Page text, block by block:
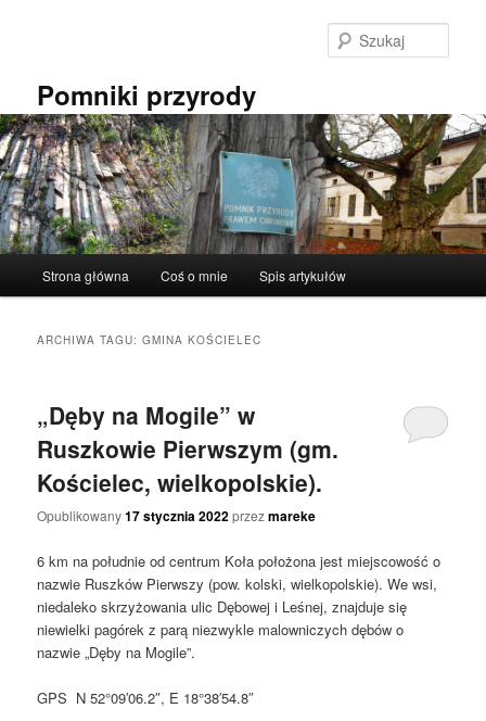
Pomniki przyrody
Strona główna Coś o mnie Spis artykułów
ARCHIWA TAGU:GMINA KOŚCIELEC
„Dęby na Mogile” w
Ruszkowie Pierwszym (gm.
Kościelec, wielkopolskie).
Opublikowany17 stycznia 2022przezmareke
6 km na południe od centrum Koła położona jest miejscowość o
nazwie Ruszków Pierwszy (pow. kolski, wielkopolskie). We wsi,
niedaleko skrzyżowania ulic Dębowej i Leśnej, znajduje się
niewielki pagórek z parą niezwykle malowniczych dębów o
nazwie „Dęby na Mogile”.
GPS N 52°09′06.2″, E 18°38′54.8″